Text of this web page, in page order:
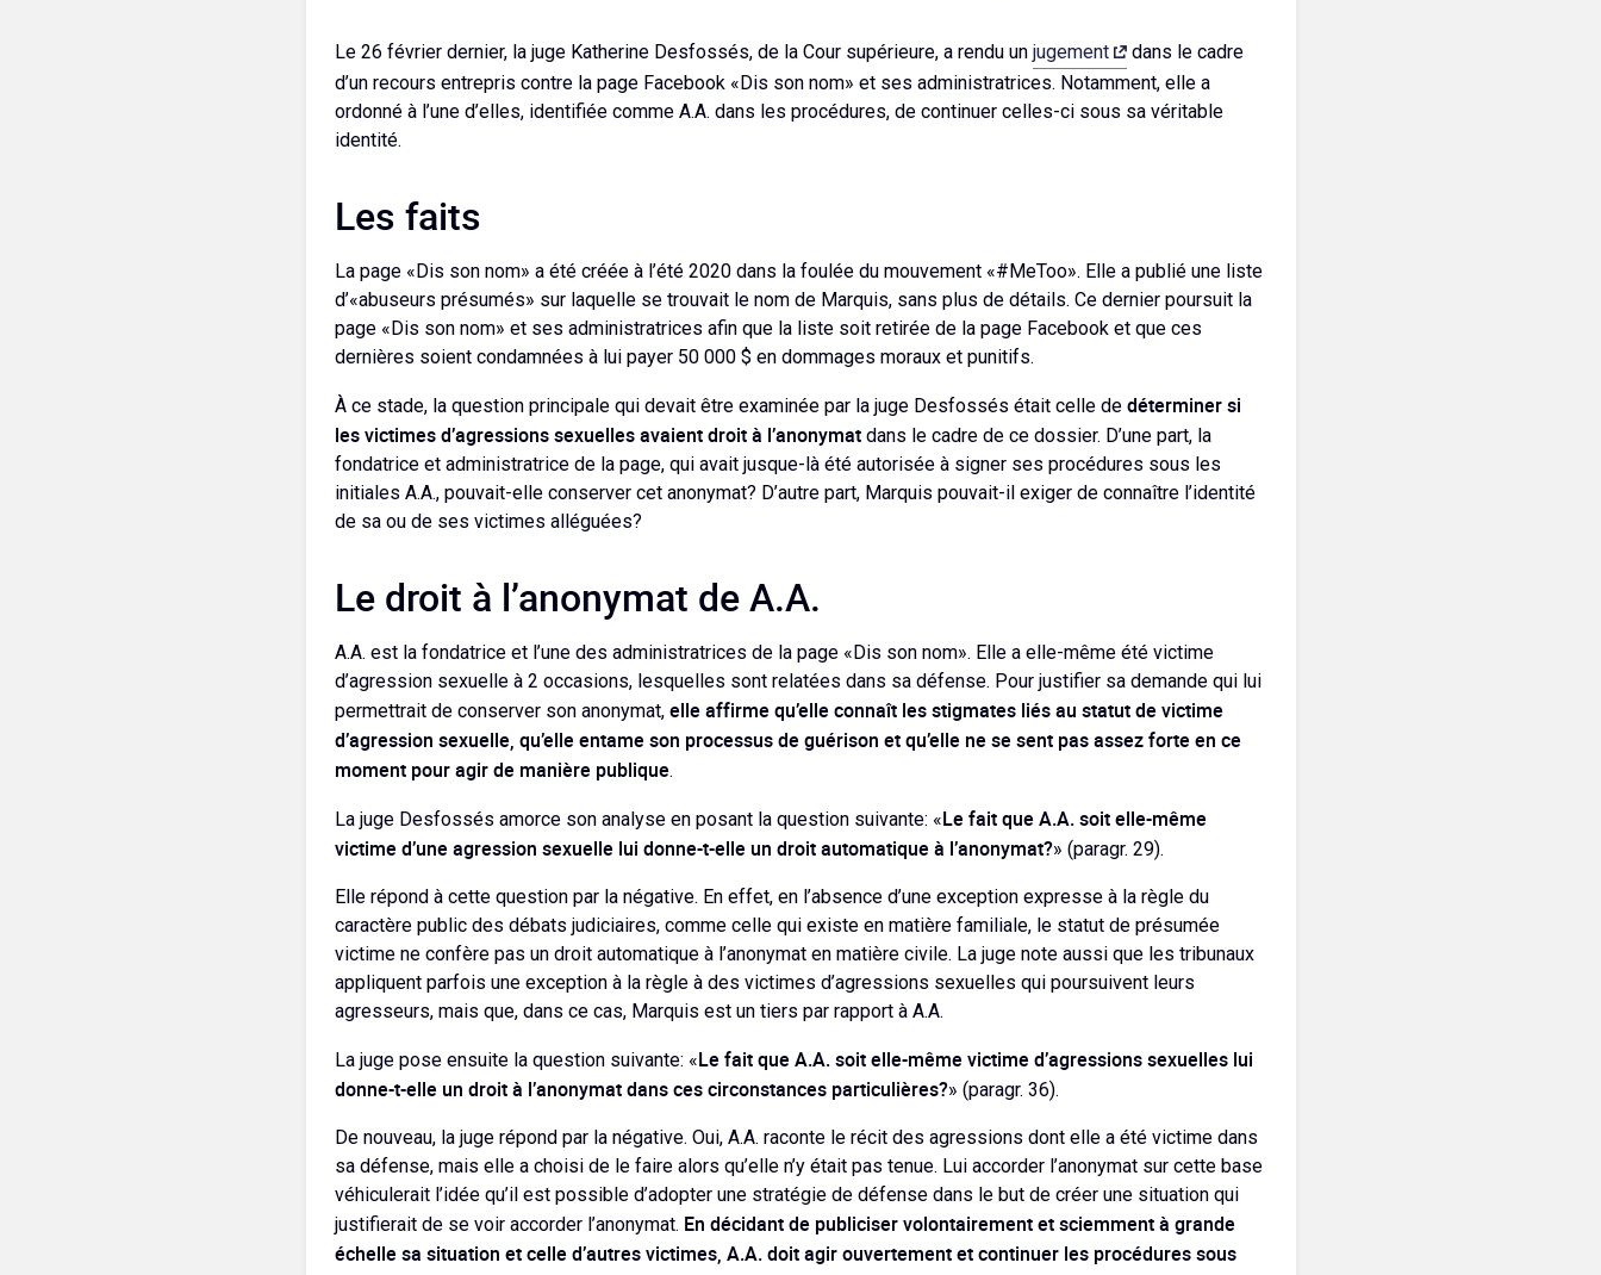
Le 26 février dernier, la juge Katherine Desfossés, de la Cour supérieure, a rendu un jugement
dans le cadre
d’un recours entrepris contre la page Facebook «Dis son nom» et ses administratrices. Notamment, elle a
ordonné à l’une d’elles, identifiée comme A.A. dans les procédures, de continuer celles-ci sous sa véritable
identité.
Les faits
La page «Dis son nom» a été créée à l’été 2020 dans la foulée du mouvement «#MeToo». Elle a publié une liste
d’«abuseurs présumés» sur laquelle se trouvait le nom de Marquis, sans plus de détails. Ce dernier poursuit la
page «Dis son nom» et ses administratrices afin que la liste soit retirée de la page Facebook et que ces
dernières soient condamnées à lui payer 50 000 $ en dommages moraux et punitifs.
À ce stade, la question principale qui devait être examinée par la juge Desfossés était celle de déterminer si
les victimes d’agressions sexuelles avaient droit à l’anonymatdans le cadre de ce dossier. D’une part, la
fondatrice et administratrice de la page, qui avait jusque-là été autorisée à signer ses procédures sous les
initiales A.A., pouvait-elle conserver cet anonymat? D’autre part, Marquis pouvait-il exiger de connaître l’identité
de sa ou de ses victimes alléguées?
Le droit à l’anonymat de A.A.
A.A. est la fondatrice et l’une des administratrices de la page «Dis son nom». Elle a elle-même été victime
d’agression sexuelle à 2 occasions, lesquelles sont relatées dans sa défense. Pour justifier sa demande qui lui
permettrait de conserver son anonymat, elle affirme qu’elle connaît les stigmates liés au statut de victime
d’agression sexuelle, qu’elle entame son processus de guérison et qu’elle ne se sent pas assez forte en ce
moment pour agir de manière publique.
La juge Desfossés amorce son analyse en posant la question suivante: «Le fait que A.A. soit elle-même
victime d’une agression sexuelle lui donne-t-elle un droit automatique à l’anonymat?» (paragr. 29).
Elle répond à cette question par la négative. En effet, en l’absence d’une exception expresse à la règle du
caractère public des débats judiciaires, comme celle qui existe en matière familiale, le statut de présumée
victime ne confère pas un droit automatique à l’anonymat en matière civile. La juge note aussi que les tribunaux
appliquent parfois une exception à la règle à des victimes d’agressions sexuelles qui poursuivent leurs
agresseurs, mais que, dans ce cas, Marquis est un tiers par rapport à A.A.
La juge pose ensuite la question suivante: «Le fait que A.A. soit elle-même victime d’agressions sexuelles lui
donne-t-elle un droit à l’anonymat dans ces circonstances particulières?» (paragr. 36).
De nouveau, la juge répond par la négative. Oui, A.A. raconte le récit des agressions dont elle a été victime dans
sa défense, mais elle a choisi de le faire alors qu’elle n’y était pas tenue. Lui accorder l’anonymat sur cette base
véhiculerait l’idée qu’il est possible d’adopter une stratégie de défense dans le but de créer une situation qui
justifierait de se voir accorder l’anonymat. En décidant de publiciser volontairement et sciemment à grande
échelle sa situation et celle d’autres victimes, A.A. doit agir ouvertement et continuer les procédures sous